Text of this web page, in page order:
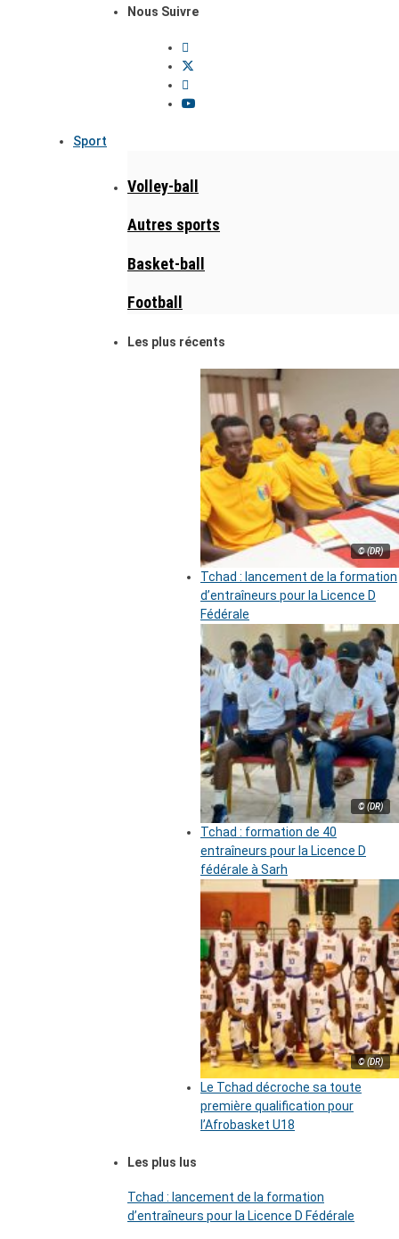
Nous Suivre
Sport
Volley-ball
Autres sports
Basket-ball
Football
Les plus récents
© (DR)
Tchad : lancement de la formation
d’entraîneurs pour la Licence D
Fédérale
© (DR)
Tchad : formation de 40
entraîneurs pour la Licence D
fédérale à Sarh
© (DR)
Le Tchad décroche sa toute
première qualification pour
l’Afrobasket U18
Les plus lus
Tchad : lancement de la formation
d’entraîneurs pour la Licence D Fédérale